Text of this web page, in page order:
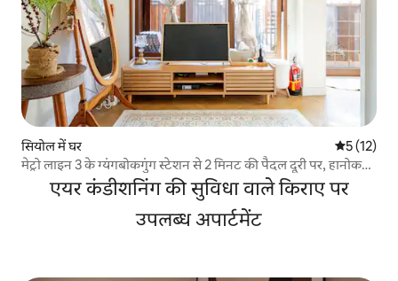
सियोल में घर औसत रेटिंग
5 (12)
मेट्रो लाइन 3 के ग्यंगबोकगुंग स्टेशन से 2 मिनट की पैदल दूरी पर, हानोक
मोंगयू - अलग से बना घर, बड़ा साइप्रस बाथटब।
एयर कंडीशनिंग की सुविधा वाले किराए पर
उपलब्ध अपार्टमेंट